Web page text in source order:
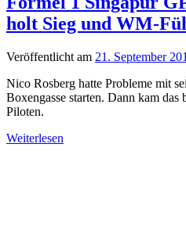
holt Sieg und WM-
Veröffentlicht am 21. September
Nico Rosberg hatte Probleme mit
Boxengasse starten. Dann kam
Piloten.
Weiterlesen